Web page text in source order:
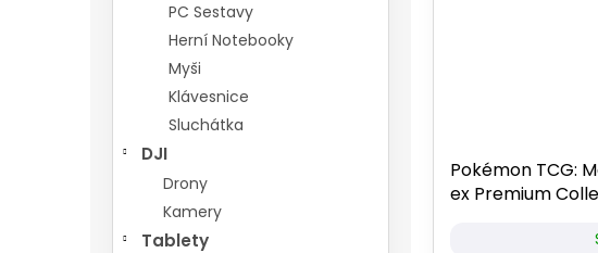
PC Sestavy
Herní Notebooky
Myši
Klávesnice
Sluchátka
DJI
Drony
Kamery
Tablety
Pokémon TCG:
ex Premium